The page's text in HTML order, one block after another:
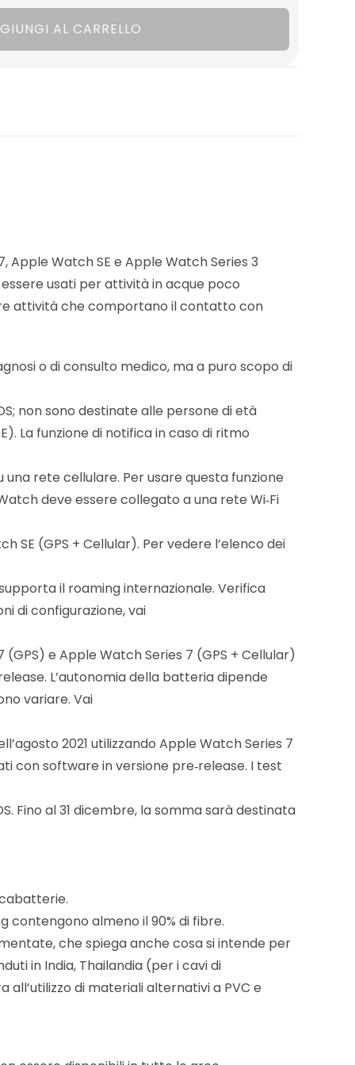
AL CARRELLO
Watch SE e Apple Watch Series 3
essere usati per attività in acque poco
attività che comportano il contatto con
o di consulto medico, ma a puro scopo di
non sono destinate alle persone di età
La funzione di notifica in caso di ritmo
una rete cellulare. Per usare questa funzione
deve essere collegato a una rete Wi‑Fi
SE (GPS + Cellular). Per vedere l’elenco dei
il roaming internazionale. Verifica
di configurazione, vai
e Apple Watch Series 7 (GPS + Cellular)
L’autonomia della batteria dipende
variare. Vai
2021 utilizzando Apple Watch Series 7
con software in versione pre‑release. I test
Fino al 31 dicembre, la somma sarà destinata
contengono almeno il 90% di fibre.
che spiega anche cosa si intende per
in India, Thailandia (per i cavi di
di materiali alternativi a PVC e